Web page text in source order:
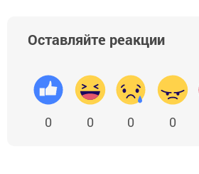
Оставляйте реакции
0 0 0 0